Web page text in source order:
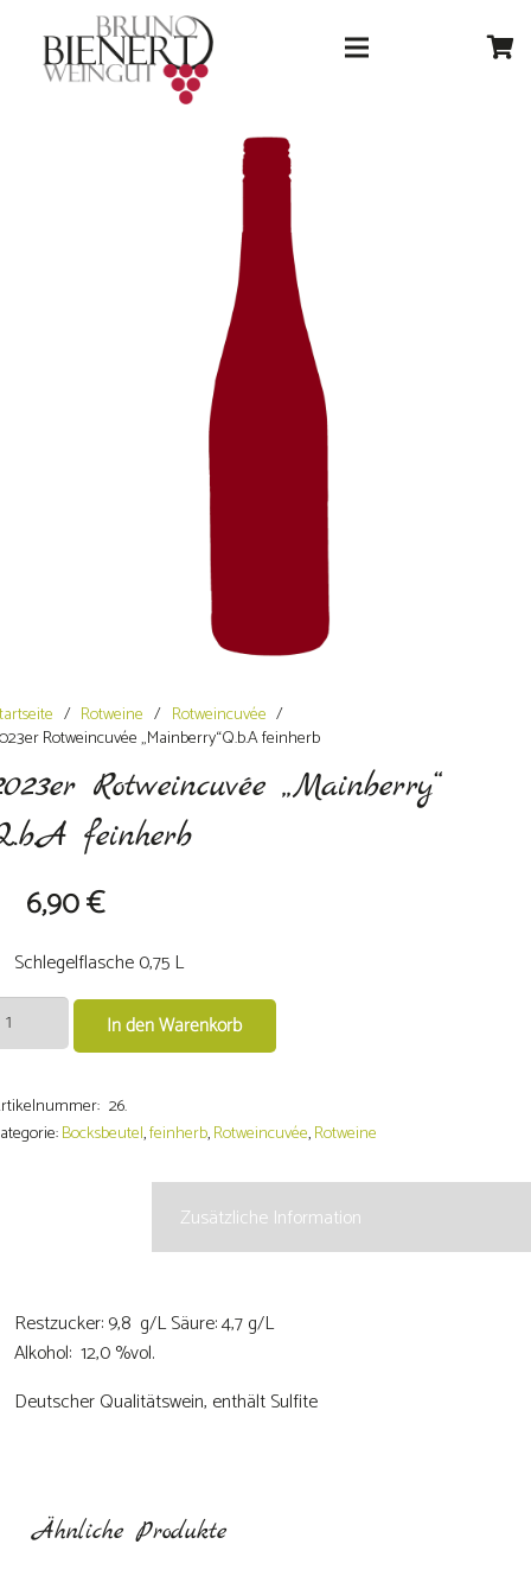
/ Rotweine / Rotweincuvée /
Rotweincuvée „Mainberry“Q.b.A feinherb
Rotweincuvée „Mainberry“
feinherb
6,90€
Schlegelflasche 0,75 L
In den Warenkorb
26.
Bocksbeutel,feinherb,Rotweincuvée,Rotweine
Zusätzliche Information
Restzucker: 9,8 g/L Säure: 4,7 g/L
Alkohol: 12,0 %vol.
Deutscher Qualitätswein, enthält Sulfite
Ähnliche Produkte